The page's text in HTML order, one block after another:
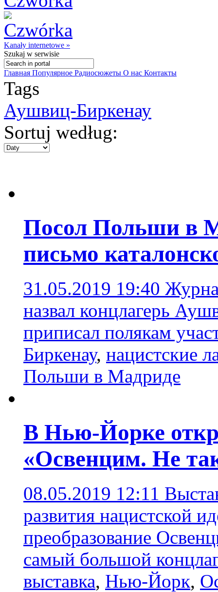
Kanały internetowe »
Szukaj w serwisie
Главная Популярное Радиосюжеты О нас Контакты
Tags
Аушвиц-Биркенау
Sortuj według:
Посол Польши в
письмо
31.05.2019 19:40
назвал концлагерь
приписал полякам
Биркенау, нацистские
Польши в Мадриде
В Нью-Йорке
«Освенцим. Не
08.05.2019 12:11
развития нацистской
преобразование
самый большой
выставка, Нью-Йорк,